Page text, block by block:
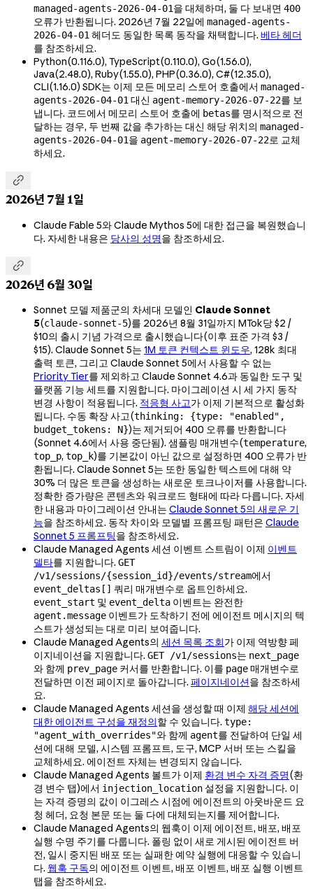
managed-agents-2026-04-01을 대체하며, 둘 다 보내면 400
오류가 반환됩니다. 2026년 7월 22일에 managed-agents-
2026-04-01 헤더도 동일한 목록 동작을 채택합니다. 베타 헤더
를 참조하세요.
Python(0.116.0), TypeScript(0.110.0), Go(1.56.0),
Java(2.48.0), Ruby(1.55.0), PHP(0.36.0), C#(12.35.0),
CLI(1.16.0) SDK는 이제 모든 메모리 스토어 호출에서 managed-
agents-2026-04-01 대신 agent-memory-2026-07-22를 보
냅니다. 코드에서 메모리 스토어 호출에 betas를 명시적으로 전
달하는 경우, 두 번째 값을 추가하는 대신 해당 위치의 managed-
agents-2026-04-01을 agent-memory-2026-07-22로 교체
하세요.

2026년 7월 1일
Claude Fable 5와 Claude Mythos 5에 대한 접근을 복원했습니
다. 자세한 내용은 당사의 성명을 참조하세요.

2026년 6월 30일
Sonnet 모델 제품군의 차세대 모델인 Claude Sonnet
5(claude-sonnet-5)를 2026년 8월 31일까지 MTok당 $2 /
$10의 출시 기념 가격으로 출시했습니다(이후 표준 가격 $3 /
$15). Claude Sonnet 5는 1M 토큰 컨텍스트 윈도우, 128k 최대
출력 토큰, 그리고 Claude Sonnet 5에서 사용할 수 없는
Priority Tier를 제외하고 Claude Sonnet 4.6과 동일한 도구 및
플랫폼 기능 세트를 지원합니다. 마이그레이션 시 세 가지 동작
변경 사항이 적용됩니다. 적응형 사고가 이제 기본적으로 활성화
됩니다. 수동 확장 사고(thinking: {type: "enabled",
budget_tokens: N})는 제거되어 400 오류를 반환합니다
(Sonnet 4.6에서 사용 중단됨). 샘플링 매개변수(temperature,
top_p, top_k)를 기본값이 아닌 값으로 설정하면 400 오류가 반
환됩니다. Claude Sonnet 5는 또한 동일한 텍스트에 대해 약
30% 더 많은 토큰을 생성하는 새로운 토크나이저를 사용합니다.
정확한 증가량은 콘텐츠와 워크로드 형태에 따라 다릅니다. 자세
한 내용과 마이그레이션 안내는 Claude Sonnet 5의 새로운 기
능을 참조하세요. 동작 차이와 모델별 프롬프팅 패턴은 Claude
Sonnet 5 프롬프팅을 참조하세요.
Claude Managed Agents 세션 이벤트 스트림이 이제 이벤트
델타를 지원합니다. GET
/v1/sessions/{session_id}/events/stream에서
event_deltas[] 쿼리 매개변수로 옵트인하세요.
event_start 및 event_delta 이벤트는 완전한
agent.message 이벤트가 도착하기 전에 에이전트 메시지의 텍
스트가 생성되는 대로 미리 보여줍니다.
Claude Managed Agents의 세션 목록 조회가 이제 역방향 페
이지네이션을 지원합니다. GET /v1/sessions는 next_page
와 함께 prev_page 커서를 반환합니다. 이를 page매개변수로
전달하면 이전 페이지로 돌아갑니다. 페이지네이션을 참조하세
요.
Claude Managed Agents 세션을 생성할 때 이제 해당 세션에
대한 에이전트 구성을 재정의할 수 있습니다. type:
"agent_with_overrides"와 함께 agent를 전달하여 단일 세
션에 대해 모델, 시스템 프롬프트, 도구, MCP 서버 또는 스킬을
교체하세요. 에이전트 자체는 변경되지 않습니다.
Claude Managed Agents 볼트가 이제 환경 변수 자격 증명(환
경 변수 탭)에서 injection_location설정을 지원합니다. 이
는 자격 증명의 값이 이그레스 시점에 에이전트의 아웃바운드 요
청 헤더, 요청 본문 또는 둘 다에 대체되는지를 제어합니다.
Claude Managed Agents의 웹훅이 이제 에이전트, 배포, 배포
실행 수명 주기를 다룹니다. 폴링 없이 새로 게시된 에이전트 버
전, 일시 중지된 배포 또는 실패한 예약 실행에 대응할 수 있습니
다. 웹훅 구독의 에이전트 이벤트, 배포 이벤트, 배포 실행 이벤트
탭을 참조하세요.